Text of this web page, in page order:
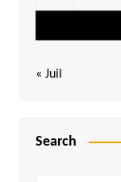
« Juil
Search